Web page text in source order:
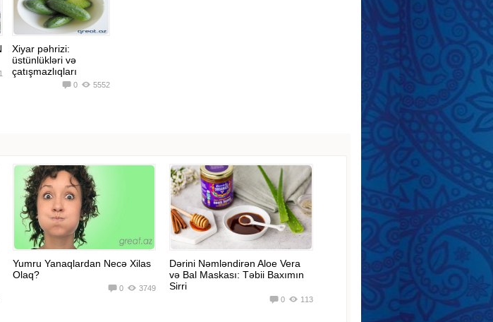
Xiyar pəhrizi:
üstünlükləri və
çatışmazlıqları
5552
0
Yumru Yanaqlardan Necə Xilas
Olaq?
3749
0
Dərini Nəmləndirən Aloe Vera
və Bal Maskası: Təbii Baxımın
Sirri
113
0